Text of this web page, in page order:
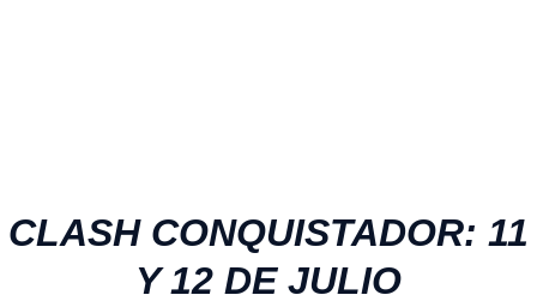
CLASH CONQUISTADOR: 11
Y 12 DE JULIO